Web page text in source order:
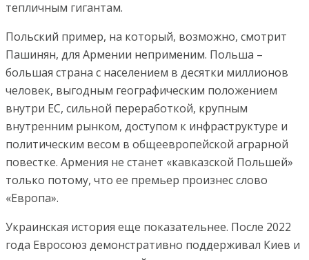
тепличным гигантам.
Польский пример, на который, возможно, смотрит
Пашинян, для Армении неприменим. Польша –
большая страна с населением в десятки миллионов
человек, выгодным географическим положением
внутри ЕС, сильной переработкой, крупным
внутренним рынком, доступом к инфраструктуре и
политическим весом в общеевропейской аграрной
повестке. Армения не станет «кавказской Польшей»
только потому, что ее премьер произнес слово
«Европа».
Украинская история еще показательнее. После 2022
года Евросоюз демонстративно поддерживал Киев и